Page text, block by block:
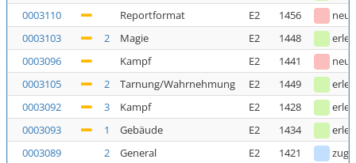
0003110
Reportformat E2 1456
neu
0003103
2 Magie E2 1448
0003096
Kampf E2 1441
neu
0003105
2 Tarnung/Wahrnehmung E2 1449
0003092
3 Kampf E2 1428
0003093
1 Gebäude E2 1434
0003089
2 General E2 1421